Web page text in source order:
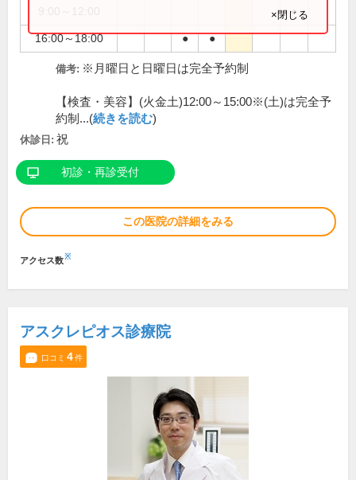
●
16:00～18:00 ● ●
×閉じる
備考: ※月曜日と日曜日は完全予約制
【検査・美容】(火金土)12:00～15:00※(土)は完全予
約制...(続きを読む)
休診日: 祝
初診・再診受付
この医院の詳細をみる
アクセス数※
アスクレピオス診療院
口コミ 4件